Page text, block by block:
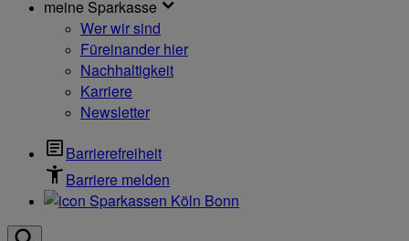
meine Sparkasse
Wer wir sind
Füreinander hier
Nachhaltigkeit
Karriere
Newsletter
Barrierefreiheit
Barriere melden